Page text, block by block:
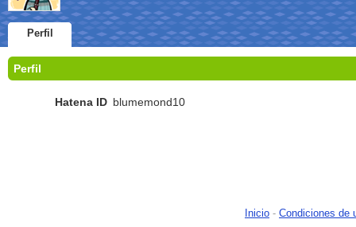
Perfil
Perfil
Hatena ID blumemond10
Inicio - Condiciones de